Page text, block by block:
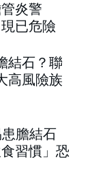
炎警
已危險
結石？聯
高風險族
患膽結石
習慣」恐